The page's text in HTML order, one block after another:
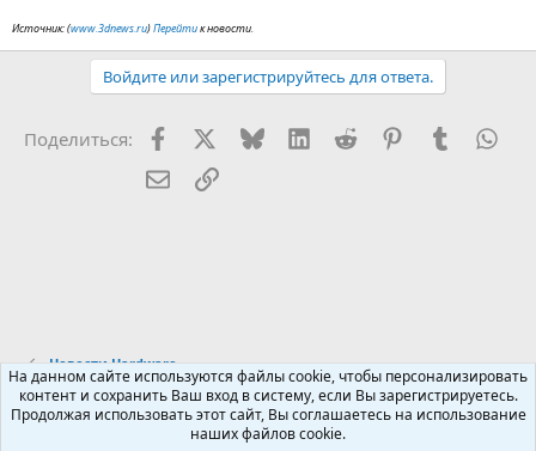
Источник: (www.3dnews.ru)Перейтик новости.
Войдите или зарегистрируйтесь для ответа.
Поделиться: FacebookX (Twitter)
BlueskyLinkedInReddit PinterestTumblr
Электронная почта
Ссылка
Новости Hardware
Russian (RU)
На данном сайте используются файлы cookie, чтобы персонализировать
контент и сохранить Ваш вход в систему, если Вы зарегистрируетесь.
Продолжая использовать этот сайт, Вы соглашаетесь на использование
наших файлов cookie.